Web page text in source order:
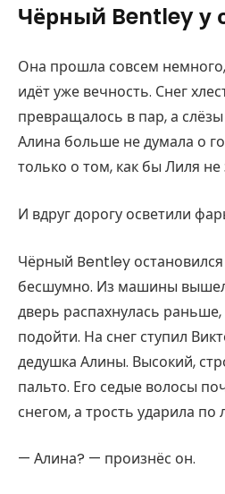
Чёрный Bentley у
Она прошла совсем немного,
идёт уже вечность. Снег
превращалось в пар, а
Алина больше не думала о
только о том, как бы Лиля не
И вдруг дорогу осветили
Чёрный Bentley
бесшумно. Из машины вышел
дверь распахнулась
подойти. На снег ступил
дедушка Алины. Высокий,
пальто. Его седые волосы
снегом, а трость ударила по
— Алина? — произнёс он.